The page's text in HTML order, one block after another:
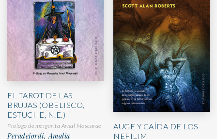
EL TAROT DE LAS
BRUJAS (OBELISCO,
ESTUCHE, N.E.)
Prólogo de margarita Arnal Moscardo
Peradejordi, Amalia
AUGE Y CAÍDA DE LOS
NEFILIM